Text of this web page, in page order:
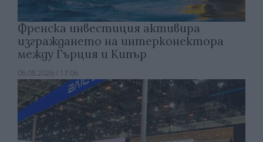
Френска инвестиция активира
изграждането на интерконектора
между Гърция и Кипър
06.08.2026 / 17:06